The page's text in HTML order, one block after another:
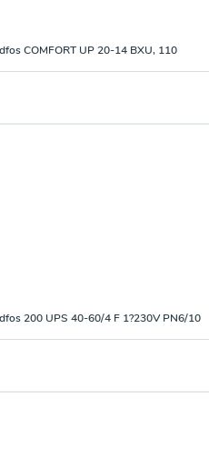
COMFORT UP 20-14 BXU, 110
200 UPS 40-60/4 F 1?230V PN6/10